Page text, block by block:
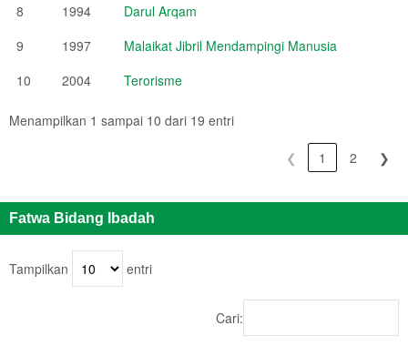
8
1994
Darul Arqam
9
1997
Malaikat Jibril Mendampingi Manusia
10
2004 Terorisme
Menampilkan 1 sampai 10 dari 19 entri
❮ 1 2 ❯
Fatwa Bidang Ibadah
Tampilkan entri
Cari: